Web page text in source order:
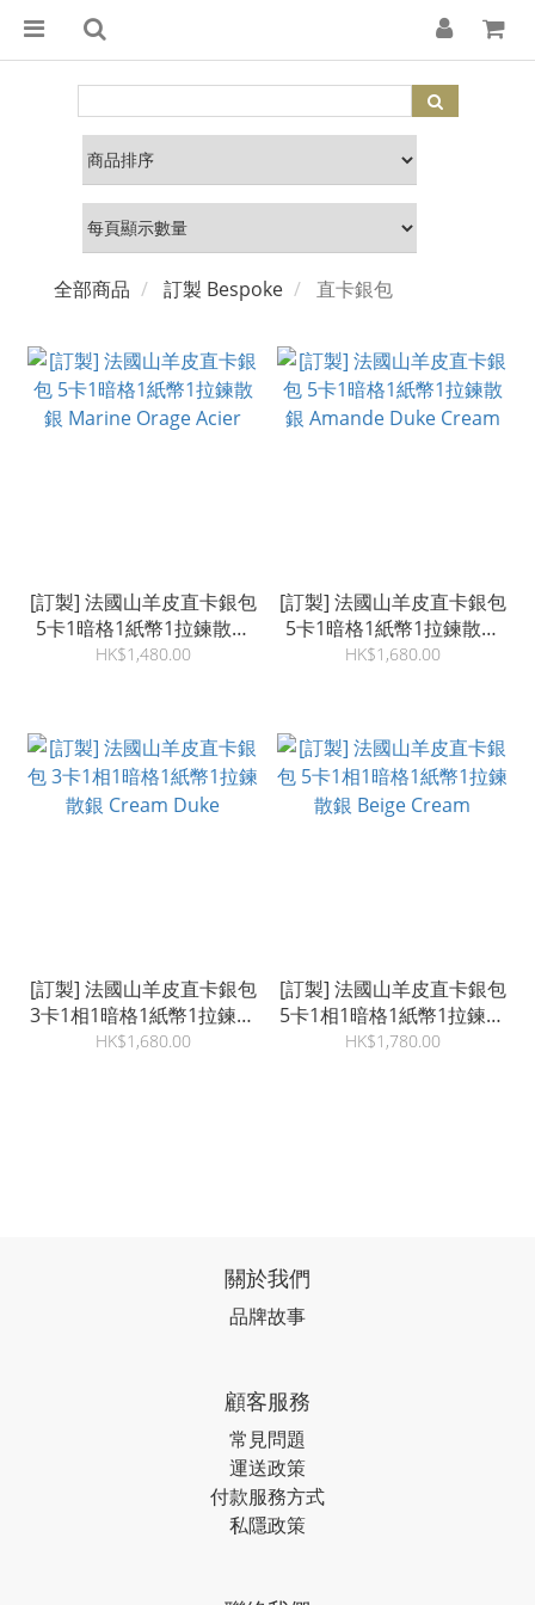
全部商品 訂製 Bespoke 直卡銀包
[訂製] 法國山羊皮直卡銀包
5卡1暗格1紙幣1拉鍊散銀
Marine Orage Acier
HK$1,480.00
[訂製] 法國山羊皮直卡銀包
5卡1暗格1紙幣1拉鍊散銀
Amande Duke Cream
HK$1,680.00
[訂製] 法國山羊皮直卡銀包
3卡1相1暗格1紙幣1拉鍊散
銀 Cream Duke
HK$1,680.00
[訂製] 法國山羊皮直卡銀包
5卡1相1暗格1紙幣1拉鍊散
銀 Beige Cream
HK$1,780.00
關於我們
品牌故事
顧客服務
常見問題
運送政策
付款服務方式
私隱政策